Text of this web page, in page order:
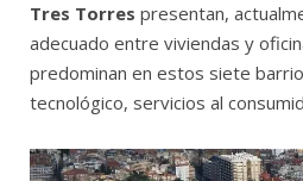
Tres Torres presentan,
adecuado entre viviendas y
predominan en estos siete
tecnológico, servicios al